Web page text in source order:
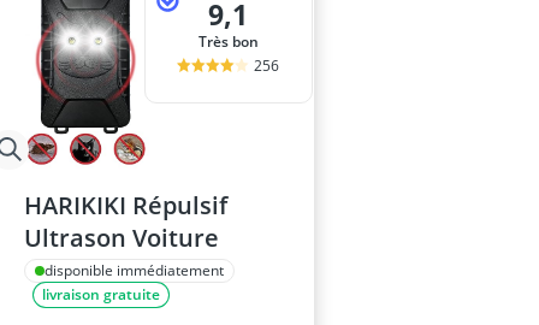
9,1
Très bon
256
HARIKIKI Répulsif
Ultrason Voiture
disponible immédiatement
livraison gratuite